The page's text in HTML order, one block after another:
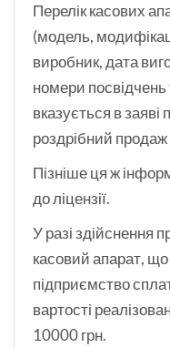
Перелік касових
(модель,
виробник, дата
номери посвідчень
вказується в заяві
роздрібний
Пізніше ця ж
до ліцензії.
У разі здійснення
касовий апарат, що
підприємство
вартості
10000 грн.